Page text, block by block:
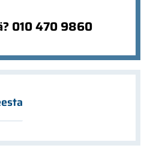
010 470 9860